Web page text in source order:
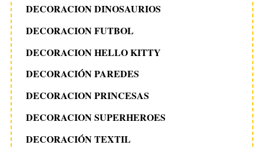
DECORACION DINOSAURIOS
DECORACION FUTBOL
DECORACION HELLO KITTY
DECORACIÓN PAREDES
DECORACION PRINCESAS
DECORACION SUPERHEROES
DECORACIÓN TEXTIL